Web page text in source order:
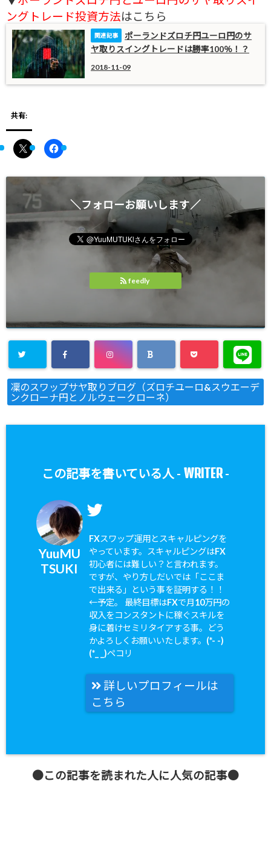
ングトレード投資方法はこちら
ポーランドズロチ円ユーロ円のサ
ヤ取りスイングトレードは勝率100％！？
2018-11-09
共有:
＼フォローお願いします／
feedly
凜のスワップサヤ取りブログ（ズロチユーロ&スウエーデ
ンクローナ円とノルウェークローネ）
この記事を書いている人 - WRITER-
YuuMU
TSUKI
FXスワップ運用とスキャルピングを
やっています。スキャルピングはFX
初心者には難しい？と言われます。
ですが、やり方しだいでは「ここま
で出来る」という事を証明する！！
←予定。 最終目標はFXで月10万円の
収入をコンスタントに稼ぐスキルを
身に着けセミリタイアする事。どう
かよろしくお願いいたします。(*- -)
(*_ _)ペコリ
詳しいプロフィールは
こちら
●この記事を読まれた人に人気の記事●